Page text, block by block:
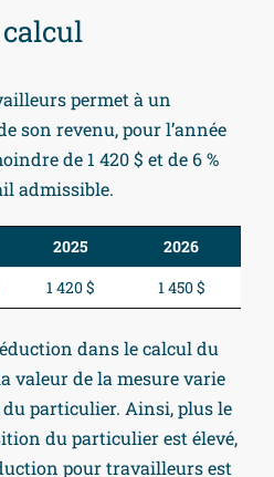
permet à un
son revenu, pour l’année
de 1 420 $ et de 6 %
admissible.
2025
2026
1 420 $ 1 450 $
dans le calcul du
valeur de la mesure varie
particulier. Ainsi, plus le
du particulier est élevé,
pour travailleurs est